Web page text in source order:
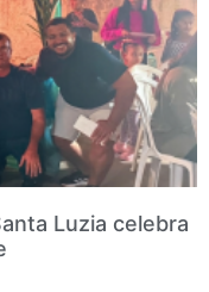
Luzia celebra